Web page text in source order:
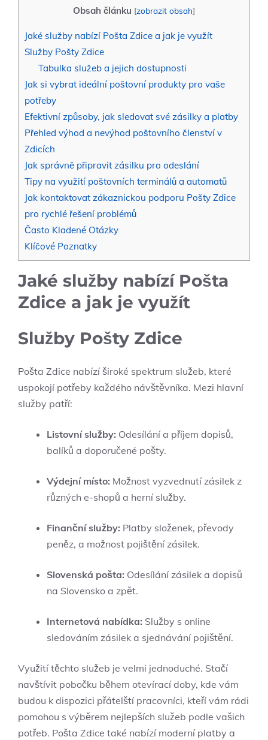
Obsah článku [zobrazit obsah]
Jaké služby nabízí Pošta Zdice a jak je využít
Služby Pošty Zdice
Tabulka služeb a jejich dostupnosti
Jak si vybrat ideální poštovní produkty pro vaše
potřeby
Efektivní způsoby, jak sledovat své zásilky a platby
Přehled výhod a nevýhod poštovního členství v
Zdicích
Jak správně připravit zásilku pro odeslání
Tipy na využití poštovních terminálů a automatů
Jak kontaktovat zákaznickou podporu Pošty Zdice
pro rychlé řešení problémů
Často Kladené Otázky
Klíčové Poznatky
Jaké služby nabízí Pošta
Zdice a jak je využít
Služby Pošty Zdice
Pošta Zdice nabízí široké spektrum služeb, které
uspokojí potřeby každého návštěvníka. Mezi hlavní
služby patří:
Listovní služby: Odesílání a příjem dopisů,
balíků a doporučené pošty.
Výdejní místo: Možnost vyzvednutí zásilek z
různých e-shopů a herní služby.
Finanční služby: Platby složenek, převody
peněz, a možnost pojištění zásilek.
Slovenská pošta: Odesílání zásilek a dopisů
na Slovensko a zpět.
Internetová nabídka: Služby s online
sledováním zásilek a sjednávání pojištění.
Využití těchto služeb je velmi jednoduché. Stačí
navštívit pobočku během otevírací doby, kde vám
budou k dispozici přátelští pracovníci, kteří vám rádi
pomohou s výběrem nejlepších služeb podle vašich
potřeb. Pošta Zdice také nabízí moderní platby a